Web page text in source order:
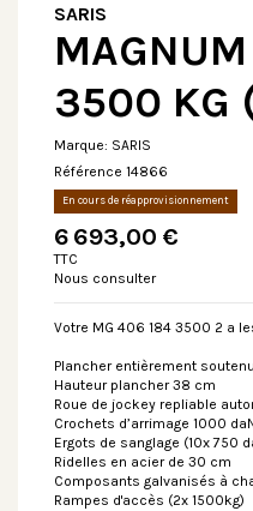
SARIS
3500 KG
Marque: SARIS
Référence 14866
En cours de réapprovisionnement
6 693,00 €
TTC
Nous consulter
Votre MG 406 184 3500 2 a
Plancher entièrement
Hauteur plancher 38 cm
Roue de jockey repliable
Crochets d’arrimage 1000
Ergots de sanglage (10x 750
Ridelles en acier de 30 cm
Composants galvanisés à
Rampes d'accès (2x 1500kg)